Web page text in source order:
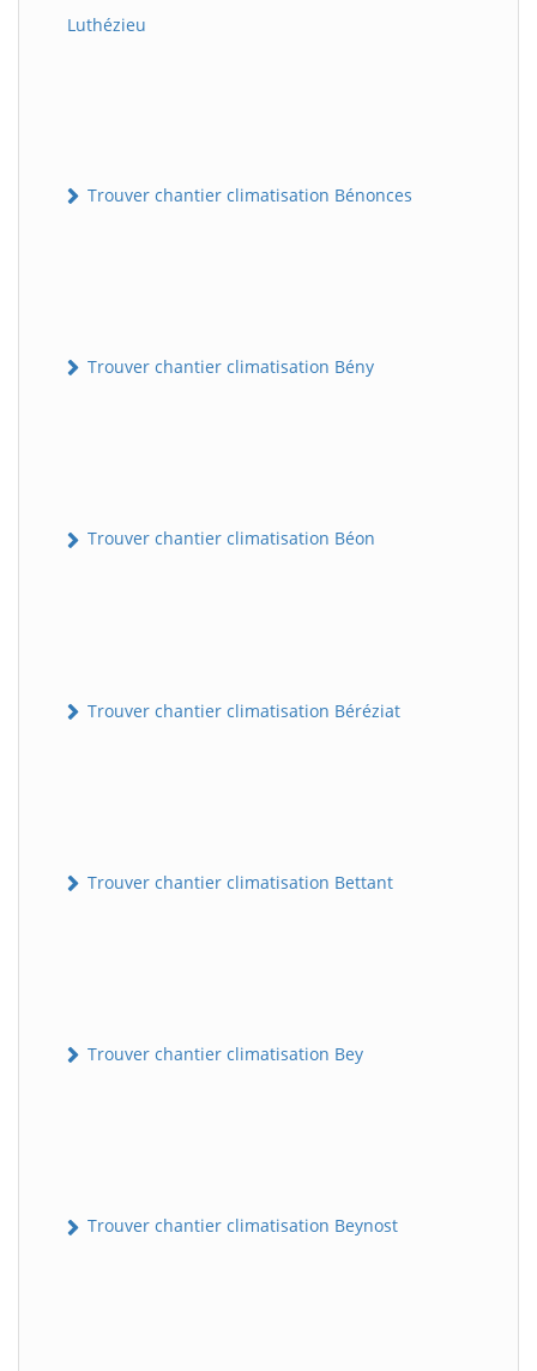
Luthézieu
Trouver chantier climatisation Bénonces
Trouver chantier climatisation Bény
Trouver chantier climatisation Béon
Trouver chantier climatisation Béréziat
Trouver chantier climatisation Bettant
Trouver chantier climatisation Bey
Trouver chantier climatisation Beynost